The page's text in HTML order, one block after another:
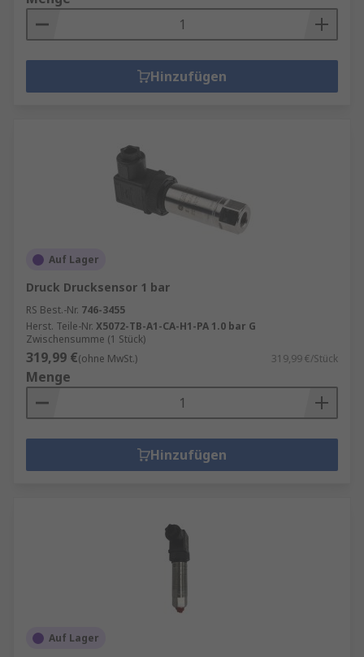
Hinzufügen
Auf Lager
Druck Drucksensor 1 bar
RS Best.-Nr. 746-3455
Herst. Teile-Nr. X5072-TB-A1-CA-H1-PA 1.0 bar G
Zwischensumme (1 Stück)
319,99 €(ohne MwSt.) 319,99 €/Stück
Menge
Hinzufügen
Auf Lager